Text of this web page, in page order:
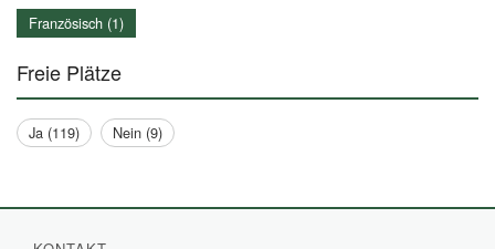
Französisch (1)
Freie Plätze
Ja (119) Nein (9)